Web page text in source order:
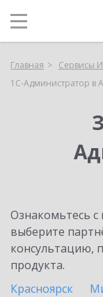
Главная Сервисы
1С-Администратор в
Ознакомьтесь
выберите
консультацию,
продукта.
Красноярск